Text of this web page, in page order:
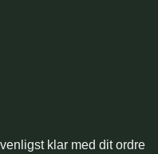
klar med dit ordre